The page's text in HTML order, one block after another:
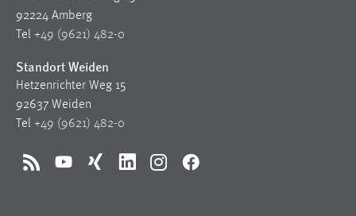
92224 Amberg
Tel +49 (9621) 482-0
Standort Weiden
Hetzenrichter Weg 15
92637 Weiden
Tel +49 (9621) 482-0
RSS YouTubeXing LinkedInInstagramFacebook
Funktionen und sind für die einwandfreie Funktion der
Website erforderlich.
Einverständnis
Name:
cookie_consent
Zweck:
Dieser Cookie speichert die ausgewählten Einverständnis-